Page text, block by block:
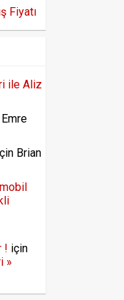
Fiyatı
ile Aliz
Emre
Brian
! için
»